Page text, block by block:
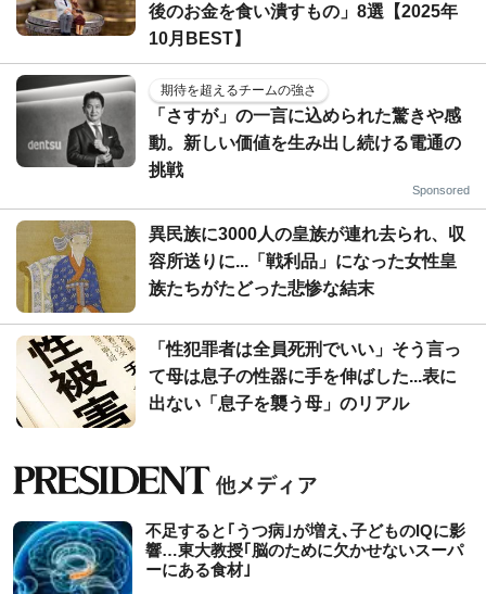
後のお金を食い潰すもの」8選【2025年
10月BEST】
期待を超えるチームの強さ
「さすが」の一言に込められた驚きや感
動。新しい価値を生み出し続ける電通の
挑戦
Sponsored
異民族に3000人の皇族が連れ去られ、収
容所送りに...「戦利品」になった女性皇
族たちがたどった悲惨な結末
「性犯罪者は全員死刑でいい」そう言っ
て母は息子の性器に手を伸ばした...表に
出ない「息子を襲う母」のリアル
不足すると｢うつ病｣が増え､子どものIQに影
響…東大教授｢脳のために欠かせないスーパ
ーにある食材｣